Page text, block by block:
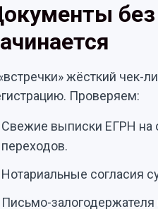
жёсткий чек-
Проверяем:
Свежие выписки ЕГРН на
переходов.
Нотариальные согласия
Письмо-залогодержателя